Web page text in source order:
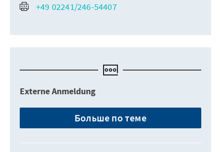
+49 02241/246-54407
Externe Anmeldung
Больше по теме